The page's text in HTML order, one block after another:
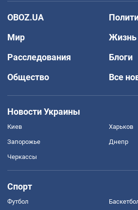
OBOZ.UA
Мир
Жизнь
Расследования
Блоги
Общество
Все
Новости Украины
Киев Харьков
Запорожье Днепр
Черкассы
Спорт
Футбол